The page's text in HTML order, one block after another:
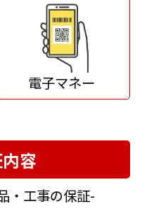
電子マネー
容
・工事の保証